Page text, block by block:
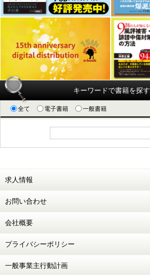
キーワードで書籍を探す
全て 電子書籍 一般書籍
求人情報
お問い合わせ
会社概要
プライバシーポリシー
一般事業主行動計画